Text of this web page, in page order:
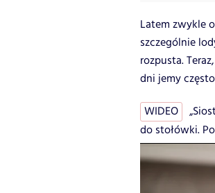
Latem zwykle
szczególnie
rozpusta.
dni jemy
WIDEO
do stołówki.